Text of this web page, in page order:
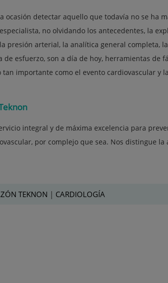
ocasión detectar aquello que todavía no se ha
no olvidando los antecedentes, la
presión arterial, la analítica general completa, la
esfuerzo, son a día de hoy, herramientas de
importante como el evento cardiovascular y
integral y de máxima excelencia para
por complejo que sea. Nos distingue la
TEKNON | CARDIOLOGÍA